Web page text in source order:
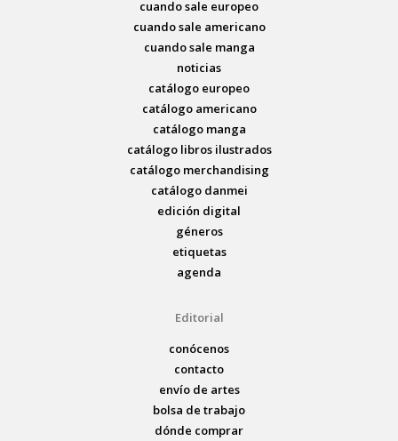
cuando sale europeo
cuando sale americano
cuando sale manga
noticias
catálogo europeo
catálogo americano
catálogo manga
catálogo libros ilustrados
catálogo merchandising
catálogo danmei
edición digital
géneros
etiquetas
agenda
Editorial
conócenos
contacto
envío de artes
bolsa de trabajo
dónde comprar